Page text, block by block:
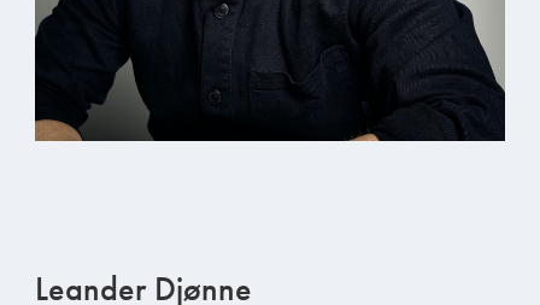
Leander Djønne